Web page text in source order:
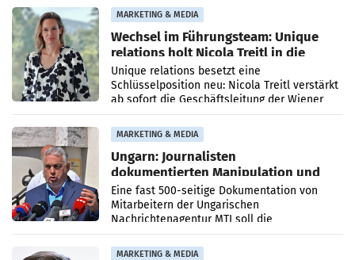
MARKETING & MEDIA
Wechsel im Führungsteam: Unique
relations holt Nicola Treitl in die
Geschäftsleitung
Unique relations besetzt eine
Schlüsselposition neu: Nicola Treitl verstärkt
ab sofort die Geschäftsleitung der Wiener
PR-Agentur an der Seite von Josef Kalina und
Anna Kalina-Mahr.
MARKETING & MEDIA
Ungarn: Journalisten
dokumentierten Manipulation und
Zensur
Eine fast 500-seitige Dokumentation von
Mitarbeitern der Ungarischen
Nachrichtenagentur MTI soll die
systematische Nachrichten-Manipulation und
Zensur bei der Agentur während der Zeit
MARKETING & MEDIA